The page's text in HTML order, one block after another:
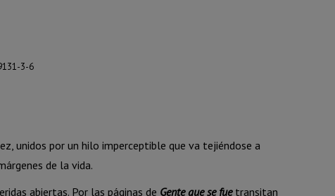
3-6
unidos por un hilo imperceptible que va tejiéndose a
de la vida.
abiertas. Por las páginas de Gente que se fuetransitan